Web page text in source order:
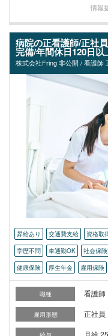
情報
病院の正看護師/正社
完備/年間休日120日
株式会社Fring 非公開 / 看護師
昇給あり 交通費支給 資格取
学歴不問
車通勤OK 社会保
健康保険
厚生年金 雇用保険
職種 看護師
雇用形態 正社員
月給